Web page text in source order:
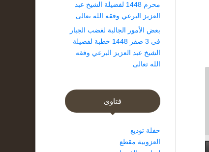
محرم 1448 لفضيلة الشيخ عبد
العزيز البرعي وفقه الله تعالى
بعض الأمور الجالبة لغضب الجبار
في 3 صفر 1448 خطبة لفضيلة
الشيخ عبد العزيز البرعي وفقه
الله تعالى
فتاوى
حفلة توديع
العزوبية مقطع